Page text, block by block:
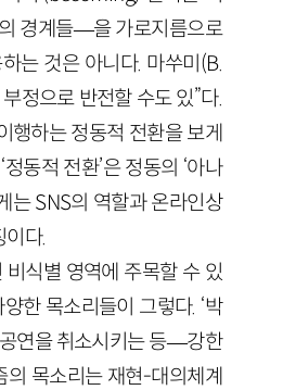
경계들—을 가로지름으로
는 것은 아니다. 마쑤미(B.
정으로 반전할 수도 있”다.
하는 정동적 전환을 보게
동적 전환’은 정동의 ‘아나
는 SNS의 역할과 온라인상
다.
식별 영역에 주목할 수 있
한 목소리들이 그렇다. ‘박
연을 취소시키는 등—강한
목소리는 재현-대의체계